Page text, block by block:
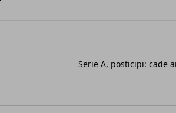
Serie A, posticipi: cade